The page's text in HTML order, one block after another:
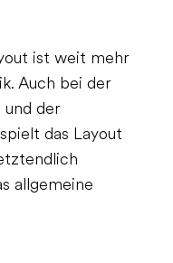
ist weit mehr
Auch bei der
und der
das Layout
allgemeine